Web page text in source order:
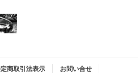
商取引法表示 お問い合せ